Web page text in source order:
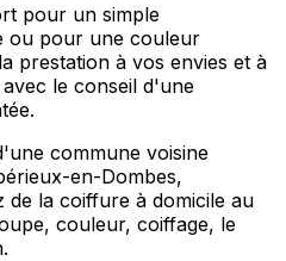
pour un simple
ou pour une couleur
prestation à vos envies et à
le conseil d'une
commune voisine
en-Dombes,
la coiffure à domicile au
couleur, coiffage, le